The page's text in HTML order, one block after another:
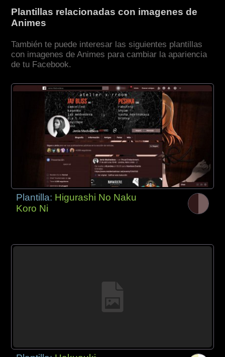
Plantillas relacionadas con imagenes de
Animes
También te puede interesar las siguientes plantillas
con imagenes de Animes para cambiar la apariencia
de tu Facebook.
Plantilla: Higurashi No Naku
Koro Ni